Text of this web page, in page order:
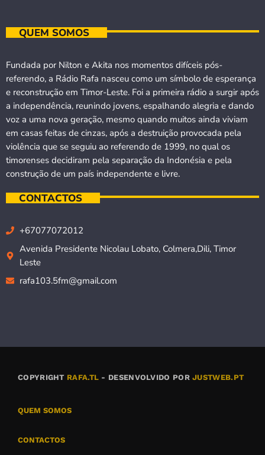
QUEM SOMOS
Fundada por Nilton e Akita nos momentos difíceis pós-
referendo, a Rádio Rafa nasceu como um símbolo de esperança
e reconstrução em Timor-Leste. Foi a primeira rádio a surgir após
a independência, reunindo jovens, espalhando alegria e dando
voz a uma nova geração, mesmo quando muitos ainda viviam
em casas feitas de cinzas, após a destruição provocada pela
violência que se seguiu ao referendo de 1999, no qual os
timorenses decidiram pela separação da Indonésia e pela
construção de um país independente e livre.
CONTACTOS
+67077072012
Avenida Presidente Nicolau Lobato, Colmera,Dili, Timor
Leste
rafa103.5fm@gmail.com
COPYRIGHT RAFA.TL - DESENVOLVIDO PORJUSTWEB.PT
QUEM SOMOS
CONTACTOS